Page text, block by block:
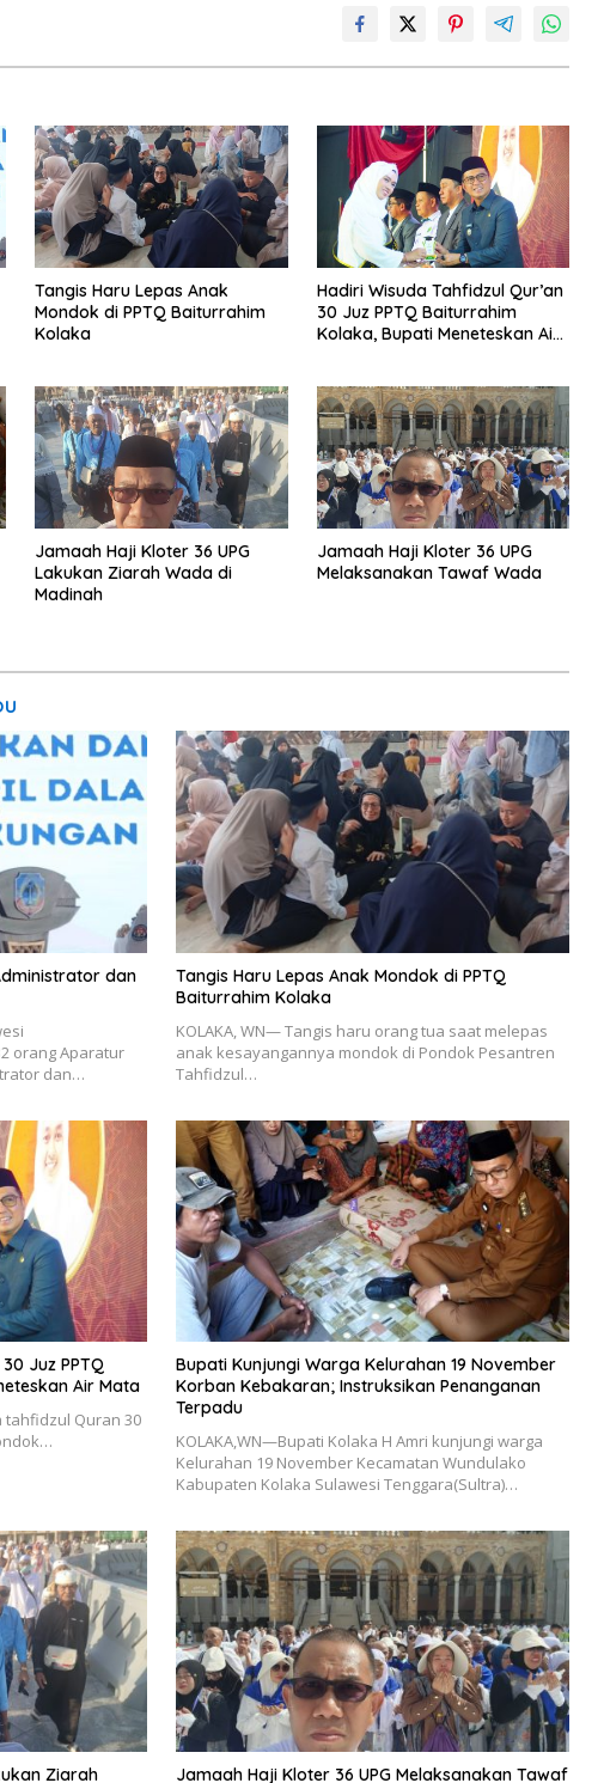
Tangis Haru Lepas Anak
Mondok di PPTQ Baiturrahim
Kolaka
Hadiri Wisuda Tahfidzul Qur’an
30 Juz PPTQ Baiturrahim
Kolaka, Bupati Meneteskan Air
Jamaah Haji Kloter 36 UPG
Lakukan Ziarah Wada di
Madinah
Jamaah Haji Kloter 36 UPG
Melaksanakan Tawaf Wada
dan
orang Aparatur
dan…
Tangis Haru Lepas Anak Mondok di PPTQ
Baiturrahim Kolaka
KOLAKA, WN— Tangis haru orang tua saat melepas
anak kesayangannya mondok di Pondok Pesantren
Tahfidzul…
Juz PPTQ
Air Mata
tahfidzul Quran 30
Bupati Kunjungi Warga Kelurahan 19 November
Korban Kebakaran; Instruksikan Penanganan
Terpadu
KOLAKA,WN—Bupati Kolaka H Amri kunjungi warga
Kelurahan 19 November Kecamatan Wundulako
Kabupaten Kolaka Sulawesi Tenggara(Sultra)…
Ziarah Jamaah Haji Kloter 36 UPG Melaksanakan Tawaf